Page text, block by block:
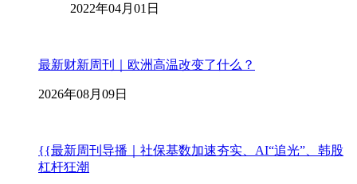
2022年04月01日
最新财新周刊｜欧洲高温改变了什么？
2026年08月09日
{{最新周刊导播｜社保基数加速夯实、AI“追光”、韩股
杠杆狂潮